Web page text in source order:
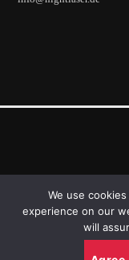
© 2024 Night
We use
experience on our
will